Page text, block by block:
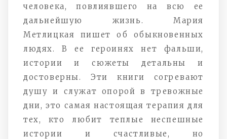
человека, повлиявшего на всю ее
дальнейшую жизнь. Мария
Метлицкая пишет об обыкновенных
людях. В ее героинях нет фальши,
истории и сюжеты детальны и
достоверны. Эти книги согревают
душу и служат опорой в тревожные
дни, это самая настоящая терапия для
тех, кто любит теплые неспешные
истории и счастливые, но